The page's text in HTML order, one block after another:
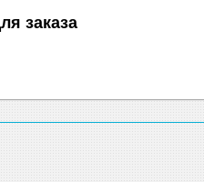
заказа